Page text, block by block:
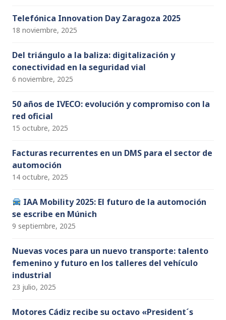
Telefónica Innovation Day Zaragoza 2025
18 noviembre, 2025
Del triángulo a la baliza: digitalización y
conectividad en la seguridad vial
6 noviembre, 2025
50 años de IVECO: evolución y compromiso con la
red oficial
15 octubre, 2025
Facturas recurrentes en un DMS para el sector de
automoción
14 octubre, 2025
IAA Mobility 2025: El futuro de la automoción
se escribe en Múnich
9 septiembre, 2025
Nuevas voces para un nuevo transporte: talento
femenino y futuro en los talleres del vehículo
industrial
23 julio, 2025
Motores Cádiz recibe su octavo «President´s